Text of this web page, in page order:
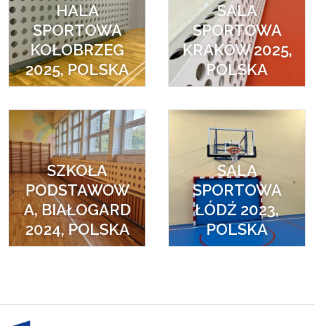
HALA
SPORTOWA
KOŁOBRZEG
2025, POLSKA
SALA
SPORTOWA
KRAKÓW 2025,
POLSKA
SZKOŁA
PODSTAWOW
A, BIAŁOGARD
2024, POLSKA
SALA
SPORTOWA
ŁÓDŹ 2023,
POLSKA